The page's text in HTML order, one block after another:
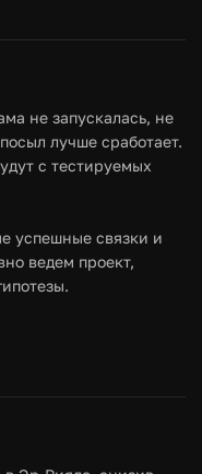
не запускалась, не
лучше сработает.
с тестируемых
успешные связки и
ведем проект,